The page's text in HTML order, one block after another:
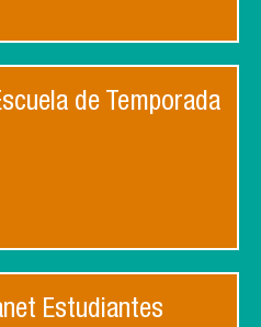
de Temporada
Estudiantes